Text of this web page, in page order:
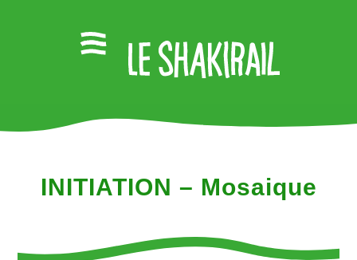
INITIATION – Mosaique